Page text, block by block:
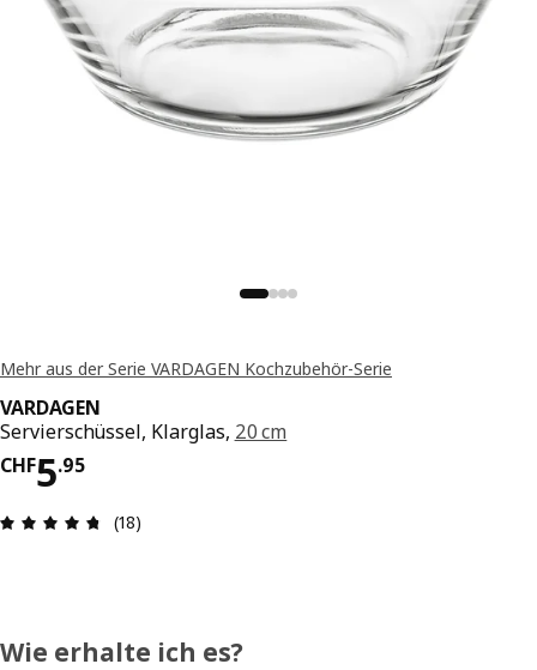
Mehr aus der Serie VARDAGEN Kochzubehör-Serie
VARDAGEN
Servierschüssel, Klarglas, 20 cm
CHF5.95
Preis CHF 5.95
Bewertung: 4.7 von 5 Sterne Anzahl der
(18)
Wie erhalte ich es?